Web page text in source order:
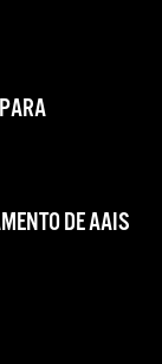
DE AAIS